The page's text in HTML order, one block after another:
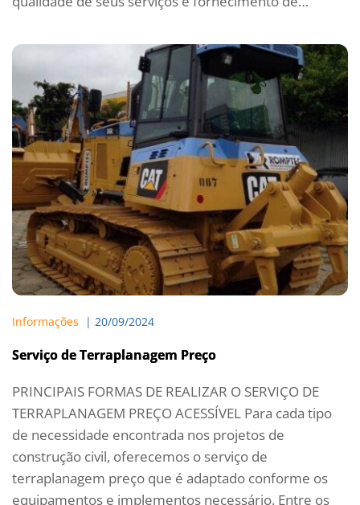
Informações
  |
20/09/2024
Serviço de Terraplanagem Preço
PRINCIPAIS FORMAS DE REALIZAR O SERVIÇO DE
TERRAPLANAGEM PREÇO ACESSÍVEL Para cada tipo
de necessidade encontrada nos projetos de
construção civil, oferecemos o serviço de
terraplanagem preço que é adaptado conforme os
equipamentos e implementos necessário. Entre os